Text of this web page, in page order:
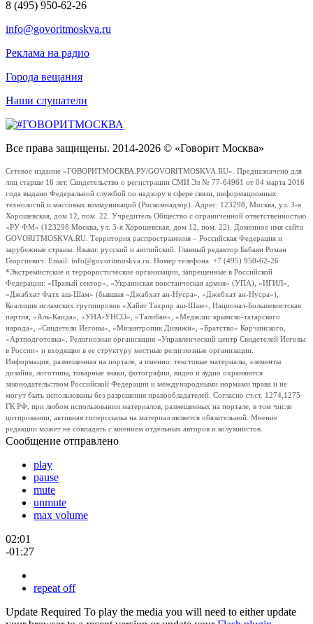
8 (495) 950-62-26
info@govoritmoskva.ru
Реклама на радио
Города вещания
Наши слушатели
Все права защищены. 2014-2026 © «Говорит Москва»
Сетевое издание «ГОВОРИТМОСКВА.РУ/GOVORITMOSKVA.RU». Предназначено для
лиц старше 16 лет. Свидетельство о регистрации СМИ Эл № 77-64961 от 04 марта 2016
года выдано Федеральной службой по надзору в сфере связи, информационных
технологий и массовых коммуникаций (Роскомнадзор). Адрес: 123298, Москва, ул. 3-я
Хорошевская, дом 12, пом. 22. Учредитель Общество с ограниченной ответственностью
«РУ ФМ» (123298 Москва, ул. 3-я Хорошевская, дом 12, пом. 22). Доменное имя сайта
GOVORITMOSKVA.RU. Территория распространения – Российская Федерация и
зарубежные страны. Языки: русский и английский. Главный редактор Бабаян Роман
Георгиевич. Email: info@govoritmoskva.ru. Номер телефона: +7 (495) 950-62-26
*Экстремистские и террористические организации, запрещенные в Российской
Федерации: «Правый сектор», «Украинская повстанческая армия» (УПА), «ИГИЛ»,
«Джабхат Фатх аш-Шам» (бывшая «Джабхат ан-Нусра», «Джебхат ан-Нусра»),
Коалиция исламских группировок «Хайят Тахрир аш-Шам», Национал-Большевистская
партия, «Аль-Каида», «УНА-УНСО», «Талибан», «Меджлис крымско-татарского
народа», «Свидетели Иеговы», «Мизантропик Дивижн», «Братство» Корчинского,
«Артподготовка», Религиозная организация «Управленческий центр Свидетелей Иеговы
в России» и входящие в ее структуру местные религиозные организации.
Информация, размещенная на портале, а именно: текстовые материалы, элементы
дизайна, логотипы, товарные знаки, фотографии, видео и аудио охраняются
законодательством Российской Федерации и международными нормами права и не
могут быть использованы без разрешения правообладателей. Согласно ст.ст. 1274,1275
ГК РФ, при любом использовании материалов, размещенных на портале, в том числе
цитировании, активная гиперссылка на материал является обязательной. Мнение
редакции может не совпадать с мнением отдельных авторов и колумнистов.
Сообщение отправлено
play
pause
mute
unmute
max volume
02:01
-01:27
repeat off
Update Required To play the media you will need to either update